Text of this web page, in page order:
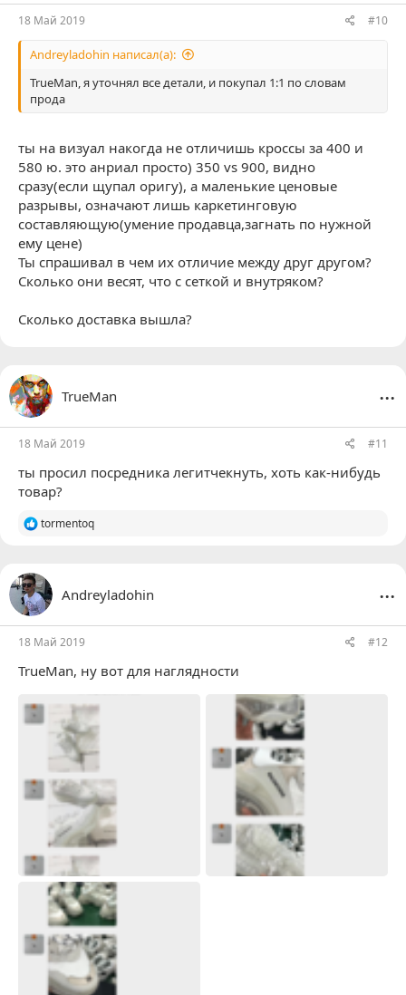
18 Май 2019 #10
Andreyladohin написал(а):
TrueMan, я уточнял все детали, и покупал 1:1 по словам
прода
ты на визуал накогда не отличишь кроссы за 400 и
580 ю. это анриал просто) 350 vs 900, видно
сразу(если щупал оригу), а маленькие ценовые
разрывы, означают лишь каркетинговую
составляющую(умение продавца,загнать по нужной
ему цене)
Ты спрашивал в чем их отличие между друг другом?
Сколько они весят, что с сеткой и внутряком?
Сколько доставка вышла?
TrueMan ...
18 Май 2019 #11
ты просил посредника легитчекнуть, хоть как-нибудь
товар?
Р
ц
и
и
:
tormentoq
Andreyladohin ...
18 Май 2019 #12
TrueMan, ну вот для наглядности